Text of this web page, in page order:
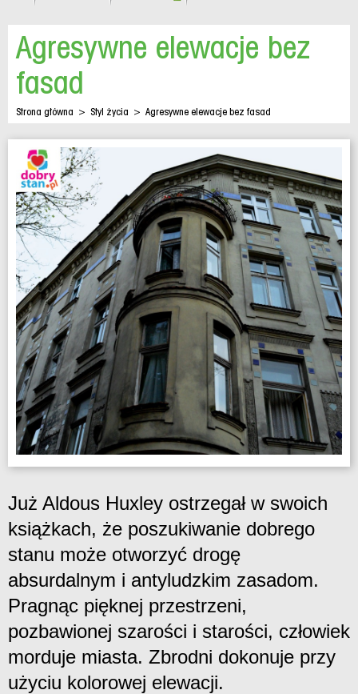
Agresywne elewacje bez
fasad
Strona główna > Styl życia > Agresywne elewacje bez fasad
Już Aldous Huxley ostrzegał w swoich
książkach, że poszukiwanie dobrego
stanu może otworzyć drogę
absurdalnym i antyludzkim zasadom.
Pragnąc pięknej przestrzeni,
pozbawionej szarości i starości, człowiek
morduje miasta. Zbrodni dokonuje przy
użyciu kolorowej elewacji.